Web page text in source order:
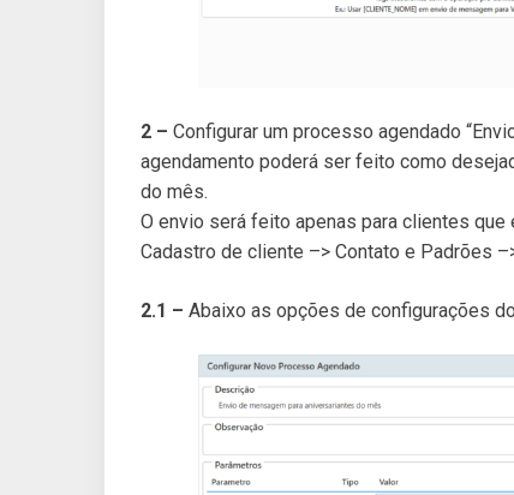
2 – Configurar um processo agendado
agendamento poderá ser feito como
do mês.
O envio será feito apenas para clientes
Cadastro de cliente –> Contato e Padrões
2.1 – Abaixo as opções de configurações